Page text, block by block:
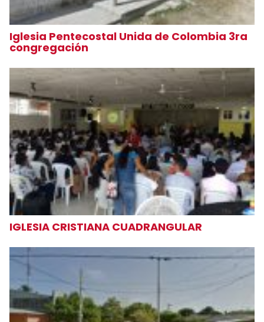
Iglesia Pentecostal Unida de Colombia 3ra
congregación
IGLESIA CRISTIANA CUADRANGULAR